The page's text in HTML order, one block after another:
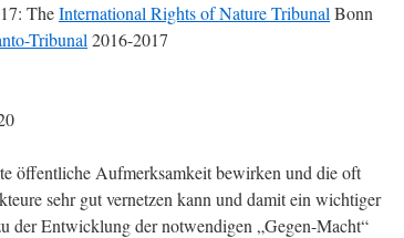
TheInternational Rights of Nature Tribunal Bonn
Tribunal 2016-2017
öffentliche Aufmerksamkeit bewirken und die oft
sehr gut vernetzen kann und damit ein wichtiger
der Entwicklung der notwendigen „Gegen-Macht“